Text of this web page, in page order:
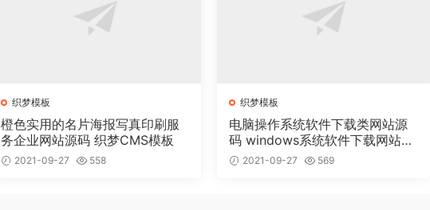
织梦模板
橙色实用的名片海报写真印刷服
务企业网站源码 织梦CMS模板
2021-09-27 558
织梦模板
电脑操作系统软件下载类网站源
码 windows系统软件下载网站织
梦模板
2021-09-27 569